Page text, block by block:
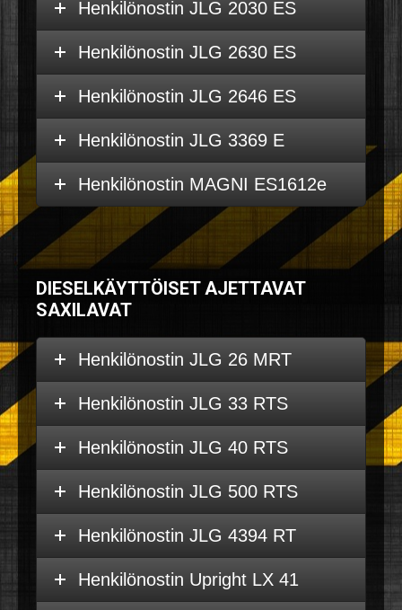
Henkilönostin JLG 2030 ES
Henkilönostin JLG 2630 ES
Henkilönostin JLG 2646 ES
Henkilönostin JLG 3369 E
Henkilönostin MAGNI ES1612e
DIESELKÄYTTÖISET AJETTAVAT
SAXILAVAT
Henkilönostin JLG 26 MRT
Henkilönostin JLG 33 RTS
Henkilönostin JLG 40 RTS
Henkilönostin JLG 500 RTS
Henkilönostin JLG 4394 RT
Henkilönostin Upright LX 41